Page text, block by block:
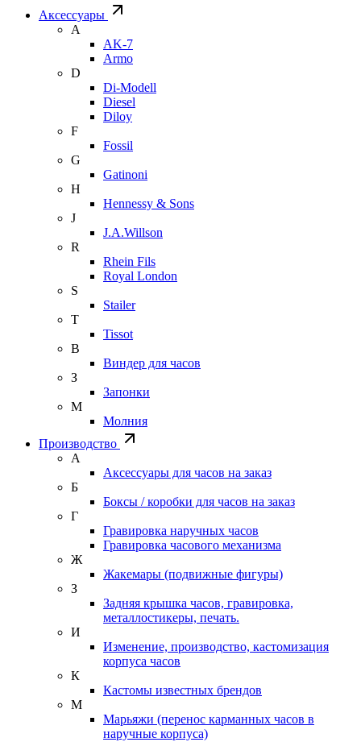
Аксессуары
A
AK-7
Armo
D
Di-Modell
Diesel
Diloy
F
Fossil
G
Gatinoni
H
Hennessy & Sons
J
J.A.Willson
R
Rhein Fils
Royal London
S
Stailer
T
Tissot
В
Виндер для часов
З
Запонки
М
Молния
Производство
А
Аксессуары для часов на заказ
Б
Боксы / коробки для часов на заказ
Г
Гравировка наручных часов
Гравировка часового механизма
Ж
Жакемары (подвижные фигуры)
З
Задняя крышка часов, гравировка,
металлостикеры, печать.
И
Изменение, производство, кастомизация
корпуса часов
К
Кастомы известных брендов
М
Марьяжи (перенос карманных часов в
наручные корпуса)